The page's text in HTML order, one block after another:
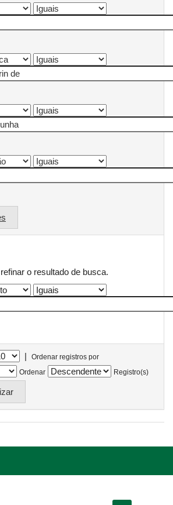
o resultado de busca.
|
Ordenar registros por
Ordenar
Registro(s)